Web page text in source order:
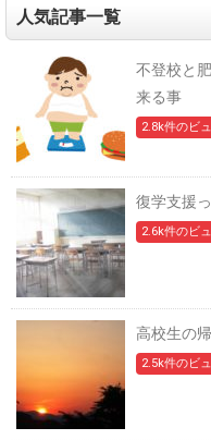
人気記事一覧
不登校と
来る事
2.8k件のビ
復学支援
2.6k件のビ
高校生の
2.5k件のビ